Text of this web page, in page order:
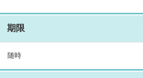
期限
随時